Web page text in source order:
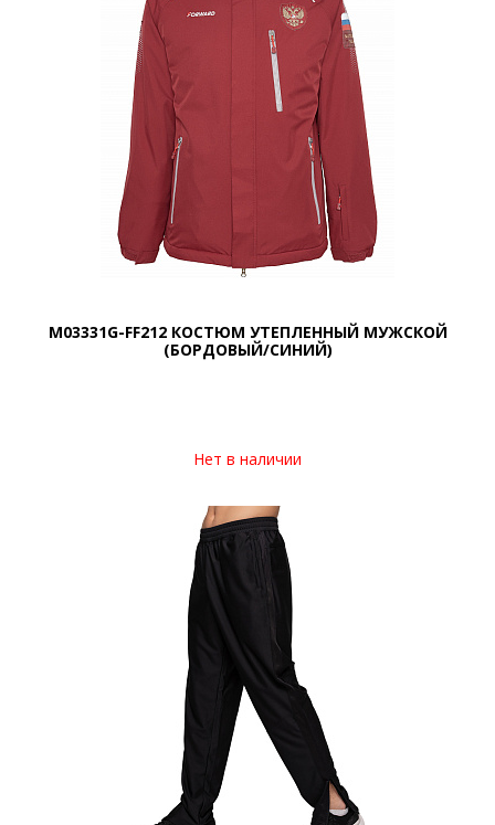
M03331G-FF212 КОСТЮМ УТЕПЛЕННЫЙ МУЖСКОЙ
(БОРДОВЫЙ/СИНИЙ)
Нет в наличии